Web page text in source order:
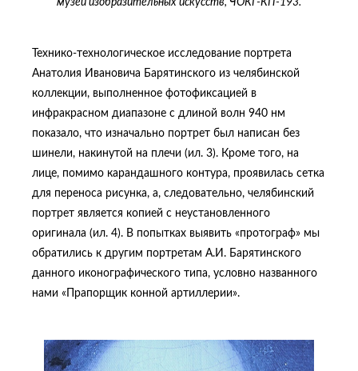
музей изобразительных искусств, ЧОКГ-КП-193.
Технико-технологическое исследование портрета
Анатолия Ивановича Барятинского из челябинской
коллекции, выполненное фотофиксацией в
инфракрасном диапазоне с длиной волн 940 нм
показало, что изначально портрет был написан без
шинели, накинутой на плечи (ил. 3). Кроме того, на
лице, помимо карандашного контура, проявилась сетка
для переноса рисунка, а, следовательно, челябинский
портрет является копией с неустановленного
оригинала (ил. 4). В попытках выявить «протограф» мы
обратились к другим портретам А.И. Барятинского
данного иконографического типа, условно названного
нами «Прапорщик конной артиллерии».